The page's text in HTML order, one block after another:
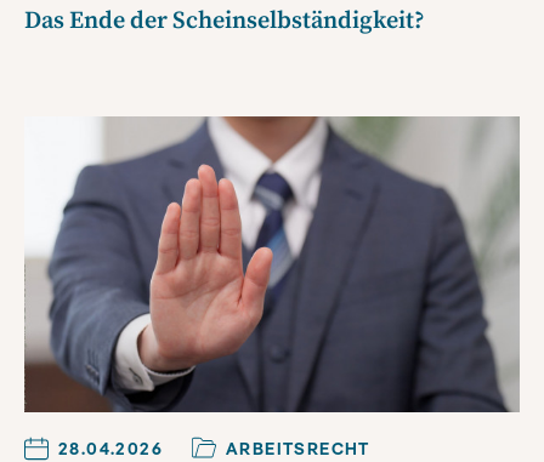
Das Ende der Scheinselbständigkeit?
28.04.2026
ARBEITSRECHT